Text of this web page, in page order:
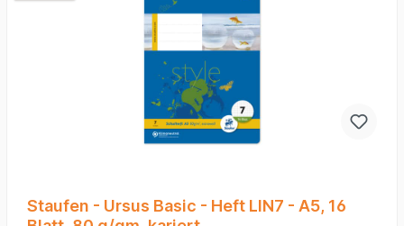
Staufen - Ursus Basic - Heft LIN7 - A5, 16